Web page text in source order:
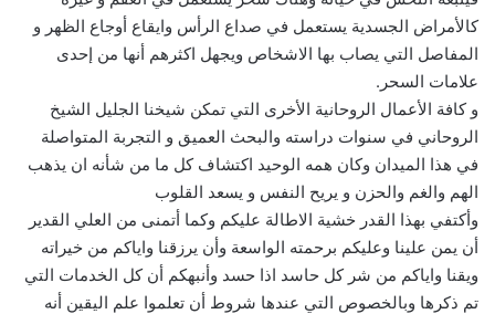
كالأمراض الجسدية يستعمل في صداع الرأس وايقاع أوجاع الظهر و
المفاصل التي يصاب بها الاشخاص ويجهل اكثرهم أنها من إحدى
علامات السحر.
و كافة الأعمال الروحانية الأخرى التي تمكن شيخنا الجليل الشيخ
الروحاني في سنوات دراسته والبحث العميق و التجربة المتواصلة
في هذا الميدان وكان همه الوحيد اكتشاف كل ما من شأنه ان يذهب
الهم والغم والحزن و يريح النفس و يسعد القلوب
وأكتفي بهذا القدر خشية الاطالة عليكم وكما أتمنى من العلي القدير
أن يمن علينا وعليكم برحمته الواسعة وأن يرزقنا واياكم من خيراته
ويقنا واياكم من شر كل حاسد اذا حسد وأنبهكم أن كل الخدمات التي
تم ذكرها وبالخصوص التي عندها شروط أن تعلموا علم اليقين أنه